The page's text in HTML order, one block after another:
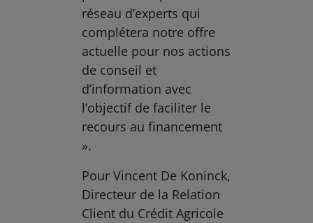
réseau d’experts qui
complétera notre offre
actuelle pour nos actions
de conseil et
d’information avec
l’objectif de faciliter le
recours au financement
».
Pour Vincent De Koninck,
Directeur de la Relation
Client du Crédit Agricole